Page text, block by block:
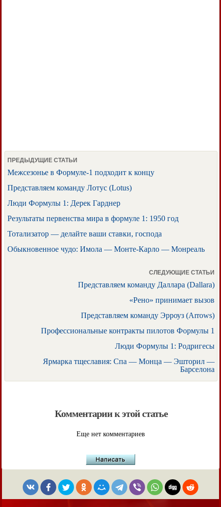
ПРЕДЫДУЩИЕ СТАТЬИ
Межсезонье в Формуле-1 подходит к концу
Представляем команду Лотус (Lotus)
Люди Формулы 1: Дерек Гарднер
Результаты первенства мира в формуле 1: 1950 год
Тотализатор — делайте ваши ставки, господа
Обыкновенное чудо: Имола — Монте-Карло — Монреаль
СЛЕДУЮЩИЕ СТАТЬИ
Представляем команду Даллара (Dallara)
«Рено» принимает вызов
Представляем команду Эрроуз (Arrows)
Профессиональные контракты пилотов Формулы 1
Люди Формулы 1: Родригесы
Ярмарка тщеславия: Спа — Монца — Эшторил —
Барселона
Комментарии к этой статье
Еще нет комментариев